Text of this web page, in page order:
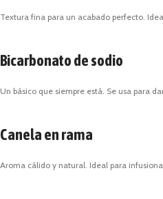
Textura fina para un acabado perfecto.
Bicarbonato de sodio
Un básico que siempre está. Se usa para
Canela en rama
Aroma cálido y natural. Ideal para